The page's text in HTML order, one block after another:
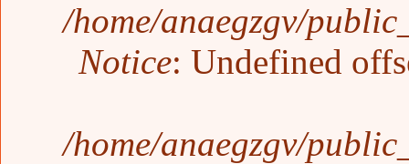
/home/anaegzgv/
Notice: Undefined
/home/anaegzgv/